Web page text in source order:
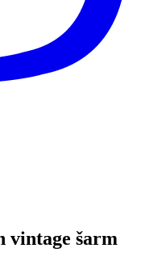
vintage šarm